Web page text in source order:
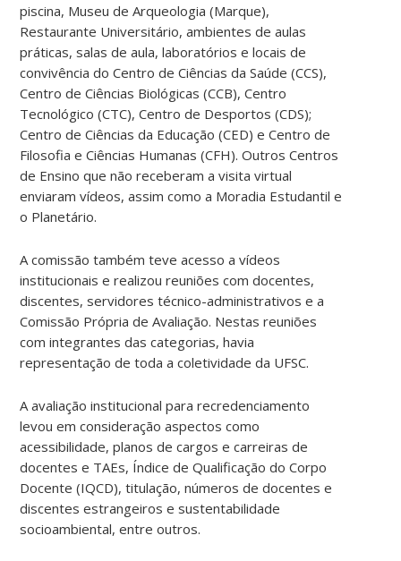
piscina, Museu de Arqueologia (Marque),
Restaurante Universitário, ambientes de aulas
práticas, salas de aula, laboratórios e locais de
convivência do Centro de Ciências da Saúde (CCS),
Centro de Ciências Biológicas (CCB), Centro
Tecnológico (CTC), Centro de Desportos (CDS);
Centro de Ciências da Educação (CED) e Centro de
Filosofia e Ciências Humanas (CFH). Outros Centros
de Ensino que não receberam a visita virtual
enviaram vídeos, assim como a Moradia Estudantil e
o Planetário.
A comissão também teve acesso a vídeos
institucionais e realizou reuniões com docentes,
discentes, servidores técnico-administrativos e a
Comissão Própria de Avaliação. Nestas reuniões
com integrantes das categorias, havia
representação de toda a coletividade da UFSC.
A avaliação institucional para recredenciamento
levou em consideração aspectos como
acessibilidade, planos de cargos e carreiras de
docentes e TAEs, Índice de Qualificação do Corpo
Docente (IQCD), titulação, números de docentes e
discentes estrangeiros e sustentabilidade
socioambiental, entre outros.